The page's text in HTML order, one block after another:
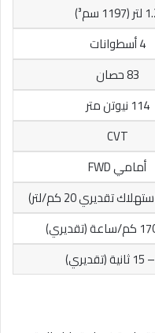
سم³)
4 أسطوانات
83 حصان
114 نيوتن متر
CVT
أمامي FWD
تقديري 20 كم/لتر)